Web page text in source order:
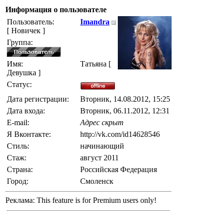
Информация о пользователе
Пользователь:
Imandra
[ Новичек ]
Группа:
Имя:
Татьяна [
Девушка ]
Статус:
Дата регистрации:
Вторник, 14.08.2012, 15:25
Дата входа:
Вторник, 06.11.2012, 12:31
E-mail:
Адрес скрыт
Я Вконтакте:
http://vk.com/id14628546
Стиль:
начинающий
Стаж:
август 2011
Страна:
Российская Федерация
Город:
Смоленск
Реклама: This feature is for Premium users only!